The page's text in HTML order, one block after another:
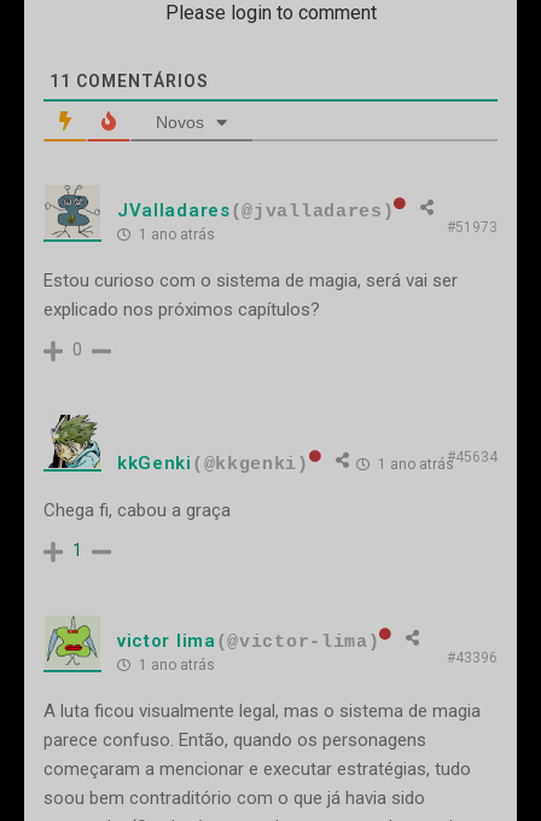
Please login to comment
11 COMENTÁRIOS
Novos
JValladares(@jvalladares)
1 ano atrás #51973
Estou curioso com o sistema de magia, será vai ser
explicado nos próximos capítulos?
0
kkGenki (@kkgenki) 1 ano atrás#45634
Chega fi, cabou a graça
1
victor lima (@victor-lima)
1 ano atrás #43396
A luta ficou visualmente legal, mas o sistema de magia
parece confuso. Então, quando os personagens
começaram a mencionar e executar estratégias, tudo
soou bem contraditório com o que já havia sido